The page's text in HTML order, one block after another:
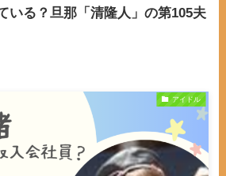
いる？旦那「清隆人」の第105夫
アイドル